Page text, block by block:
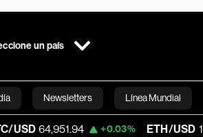
un país
Newsletters Línea Mundial
Bloomberg
+0.03% ETH/USD 1,915.823